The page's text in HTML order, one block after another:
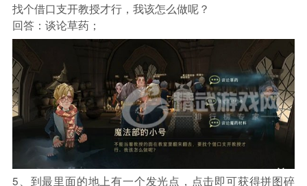
找个借口支开教授才行，我该怎么做呢？
回答：谈论草药；
5、到最里面的地上有一个发光点，点击即可获得拼图碎